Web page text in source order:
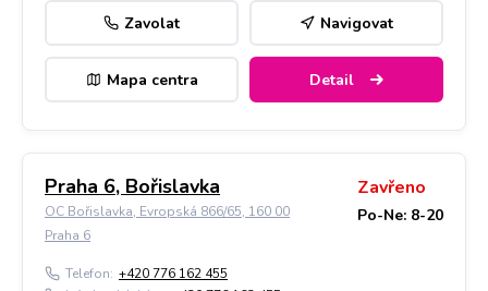
Zavolat Navigovat
Mapa centra Detail
Praha 6, Bořislavka
OC Bořislavka, Evropská 866/65, 160 00
Praha 6
Zavřeno
Po-Ne: 8-20
Telefon: +420 776 162 455